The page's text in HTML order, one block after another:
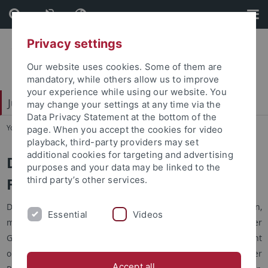
Skip
to
content
Skip
to
footer
Juristische Fakultät
You are here: Startseite ... Geschichte
Die Geschichte der Juristischen
Fakultät der Eberhardina Carolina
Die Juristische Fakultät ist neben der theologischen,
medizinischen und der Artistenfakultät eine der vier
Gründungsfakultäten der Tübinger
und besteht
ohne Unterbrechung seit dem 1. Oktober 1477. Der
Privacy settings
Our website uses cookies. Some of them are
mandatory, while others allow us to improve
your experience while using our website. You
may change your settings at any time via the
Data Privacy Statement at the bottom of the
page. When you accept the cookies for video
playback, third-party providers may set
additional cookies for targeting and advertising
purposes and your data may be linked to the
third party’s other services.
Essential Videos